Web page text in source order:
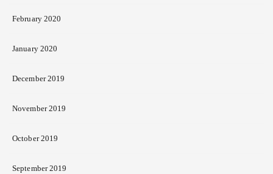
February 2020
January 2020
December 2019
November 2019
October 2019
September 2019